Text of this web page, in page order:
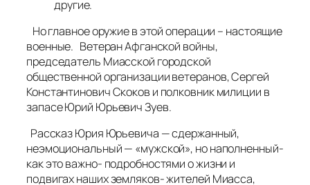
другие.
Но главное оружие в этой операции – настоящие
военные. Ветеран Афганской войны,
председатель Миасской городской
общественной организации ветеранов, Сергей
Константинович Скоков и полковник милиции в
запасе Юрий Юрьевич Зуев.
Рассказ Юрия Юрьевича — сдержанный,
неэмоциональный — «мужской», но наполненный-
как это важно- подробностями о жизни и
подвигах наших земляков- жителей Миасса,